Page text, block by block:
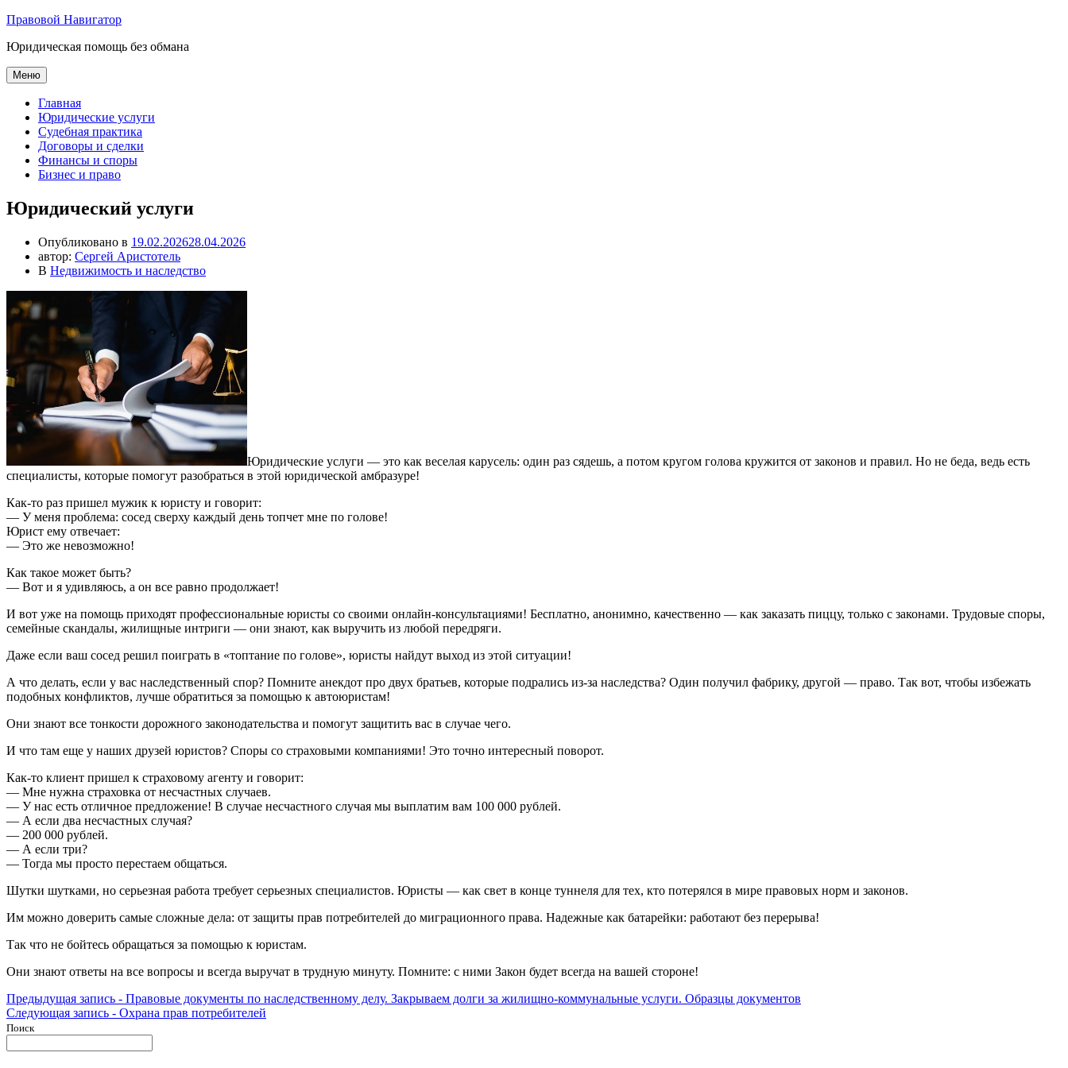
Перейти
содержимому
Правовой Навигатор
Юридическая помощь без обмана
Меню
Главная
Юридические услуги
Судебная практика
Договоры и сделки
Финансы и споры
Бизнес и право
Юридический услуги
Опубликовано в 19.02.202628.04.2026
автор: Сергей Аристотель
В Недвижимость и наследство
Юридические услуги — это как веселая карусель: один раз сядешь, а потом кругом голова кружится от законов и правил. Но не беда, ведь есть
специалисты, которые помогут разобраться в этой юридической амбразуре!
Как-то раз пришел мужик к юристу и говорит:
— У меня проблема: сосед сверху каждый день топчет мне по голове!
Юрист ему отвечает:
— Это же невозможно!
Как такое может быть?
— Вот и я удивляюсь, а он все равно продолжает!
И вот уже на помощь приходят профессиональные юристы со своими онлайн-консультациями! Бесплатно, анонимно, качественно — как заказать пиццу, только с законами. Трудовые споры,
семейные скандалы, жилищные интриги — они знают, как выручить из любой передряги.
Даже если ваш сосед решил поиграть в «топтание по голове», юристы найдут выход из этой ситуации!
А что делать, если у вас наследственный спор? Помните анекдот про двух братьев, которые подрались из-за наследства? Один получил фабрику, другой — право. Так вот, чтобы избежать
подобных конфликтов, лучше обратиться за помощью к автоюристам!
Они знают все тонкости дорожного законодательства и помогут защитить вас в случае чего.
И что там еще у наших друзей юристов? Споры со страховыми компаниями! Это точно интересный поворот.
Как-то клиент пришел к страховому агенту и говорит:
— Мне нужна страховка от несчастных случаев.
— У нас есть отличное предложение! В случае несчастного случая мы выплатим вам 100 000 рублей.
— А если два несчастных случая?
— 200 000 рублей.
— А если три?
— Тогда мы просто перестаем общаться.
Шутки шутками, но серьезная работа требует серьезных специалистов. Юристы — как свет в конце туннеля для тех, кто потерялся в мире правовых норм и законов.
Им можно доверить самые сложные дела: от защиты прав потребителей до миграционного права. Надежные как батарейки: работают без перерыва!
Так что не бойтесь обращаться за помощью к юристам.
Они знают ответы на все вопросы и всегда выручат в трудную минуту. Помните: с ними Закон будет всегда на вашей стороне!
Навигация
по
Предыдущая запись - Предыдущая
запись:
Правовые документы по наследственному делу. Закрываем долги за жилищно-коммунальные услуги. Образцы документов
Следующая запись - Следующая
Охрана прав потребителей
Поиск